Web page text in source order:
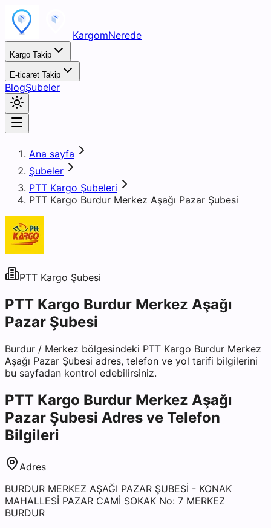
KargomNerede
Kargo Takip
E-ticaret Takip
BlogŞubeler
Ana sayfa
Şubeler
PTT Kargo Şubeleri
PTT Kargo Burdur Merkez Aşağı Pazar Şubesi
PTT Kargo Şubesi
PTT Kargo Burdur Merkez Aşağı
Pazar Şubesi
Burdur / Merkez bölgesindeki PTT Kargo Burdur Merkez
Aşağı Pazar Şubesi adres, telefon ve yol tarifi bilgilerini
bu sayfadan kontrol edebilirsiniz.
PTT Kargo Burdur Merkez Aşağı
Pazar Şubesi Adres ve Telefon
Bilgileri
Adres
BURDUR MERKEZ AŞAĞI PAZAR ŞUBESİ - KONAK
MAHALLESİ PAZAR CAMİ SOKAK No: 7 MERKEZ
BURDUR